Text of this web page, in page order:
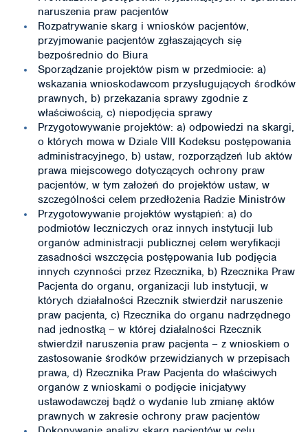
naruszenia praw pacjentów
Rozpatrywanie skarg i wniosków pacjentów,
przyjmowanie pacjentów zgłaszających się
bezpośrednio do Biura
Sporządzanie projektów pism w przedmiocie: a)
wskazania wnioskodawcom przysługujących środków
prawnych, b) przekazania sprawy zgodnie z
właściwością, c) niepodjęcia sprawy
Przygotowywanie projektów: a) odpowiedzi na skargi,
o których mowa w Dziale VIII Kodeksu postępowania
administracyjnego, b) ustaw, rozporządzeń lub aktów
prawa miejscowego dotyczących ochrony praw
pacjentów, w tym założeń do projektów ustaw, w
szczególności celem przedłożenia Radzie Ministrów
Przygotowywanie projektów wystąpień: a) do
podmiotów leczniczych oraz innych instytucji lub
organów administracji publicznej celem weryfikacji
zasadności wszczęcia postępowania lub podjęcia
innych czynności przez Rzecznika, b) Rzecznika Praw
Pacjenta do organu, organizacji lub instytucji, w
których działalności Rzecznik stwierdził naruszenie
praw pacjenta, c) Rzecznika do organu nadrzędnego
nad jednostką – w której działalności Rzecznik
stwierdził naruszenia praw pacjenta – z wnioskiem o
zastosowanie środków przewidzianych w przepisach
prawa, d) Rzecznika Praw Pacjenta do właściwych
organów z wnioskami o podjęcie inicjatywy
ustawodawczej bądź o wydanie lub zmianę aktów
prawnych w zakresie ochrony praw pacjentów